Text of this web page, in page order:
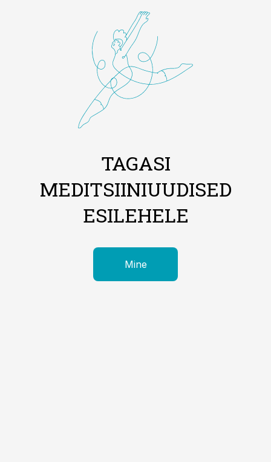
TAGASI
MEDITSIINIUUDISED
ESILEHELE
Mine